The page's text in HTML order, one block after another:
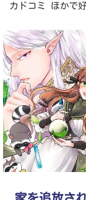
カドコミ ほかで
家を追放さ